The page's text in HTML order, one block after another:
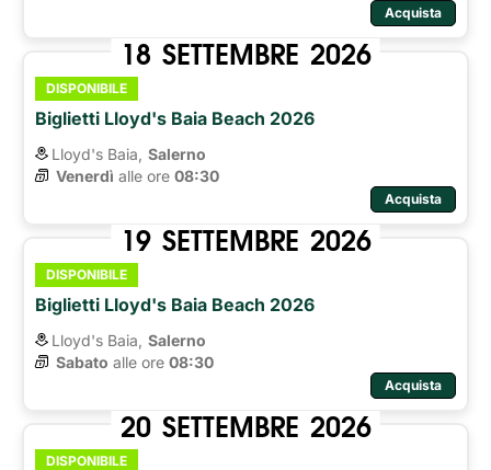
Acquista
18 SETTEMBRE 2026
DISPONIBILE
Biglietti Lloyd's Baia Beach 2026
Lloyd's Baia, Salerno
Venerdì alle ore 08:30
Acquista
19 SETTEMBRE 2026
DISPONIBILE
Biglietti Lloyd's Baia Beach 2026
Lloyd's Baia, Salerno
Sabato alle ore 08:30
Acquista
20 SETTEMBRE 2026
DISPONIBILE